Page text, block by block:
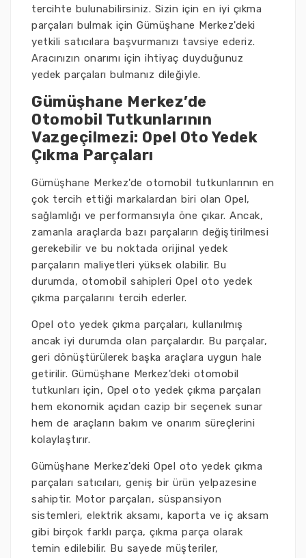
tercihte bulunabilirsiniz. Sizin için en iyi çıkma
parçaları bulmak için Gümüşhane Merkez'deki
yetkili satıcılara başvurmanızı tavsiye ederiz.
Aracınızın onarımı için ihtiyaç duyduğunuz
yedek parçaları bulmanız dileğiyle.
Gümüşhane Merkez’de
Otomobil Tutkunlarının
Vazgeçilmezi: Opel Oto Yedek
Çıkma Parçaları
Gümüşhane Merkez'de otomobil tutkunlarının en
çok tercih ettiği markalardan biri olan Opel,
sağlamlığı ve performansıyla öne çıkar. Ancak,
zamanla araçlarda bazı parçaların değiştirilmesi
gerekebilir ve bu noktada orijinal yedek
parçaların maliyetleri yüksek olabilir. Bu
durumda, otomobil sahipleri Opel oto yedek
çıkma parçalarını tercih ederler.
Opel oto yedek çıkma parçaları, kullanılmış
ancak iyi durumda olan parçalardır. Bu parçalar,
geri dönüştürülerek başka araçlara uygun hale
getirilir. Gümüşhane Merkez'deki otomobil
tutkunları için, Opel oto yedek çıkma parçaları
hem ekonomik açıdan cazip bir seçenek sunar
hem de araçların bakım ve onarım süreçlerini
kolaylaştırır.
Gümüşhane Merkez'deki Opel oto yedek çıkma
parçaları satıcıları, geniş bir ürün yelpazesine
sahiptir. Motor parçaları, süspansiyon
sistemleri, elektrik aksamı, kaporta ve iç aksam
gibi birçok farklı parça, çıkma parça olarak
temin edilebilir. Bu sayede müşteriler,